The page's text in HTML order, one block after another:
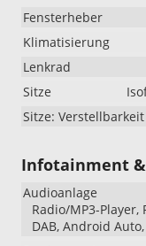
Fensterheber
Klimatisierung
Lenkrad
Sitze
Sitze: Verstellbarkeit
Infotainment
Audioanlage
Radio/MP3-
DAB, Android